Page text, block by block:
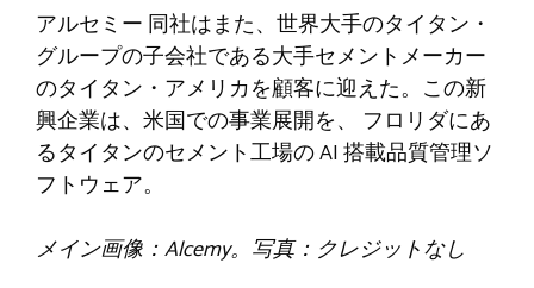
アルセミー 同社はまた、世界大手のタイタン・
グループの子会社である大手セメントメーカー
のタイタン・アメリカを顧客に迎えた。この新
興企業は、米国での事業展開を、 フロリダにあ
るタイタンのセメント工場の AI 搭載品質管理ソ
フトウェア。
メイン画像：Alcemy。写真：クレジットなし